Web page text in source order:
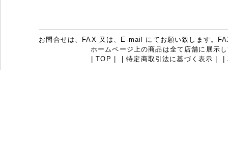
お問合せは、FAX 又は、E-mail にてお願い致します。
ホームページ上の商品は全て店舗に展示
|TOP |特定商取引法に基づく表示 |